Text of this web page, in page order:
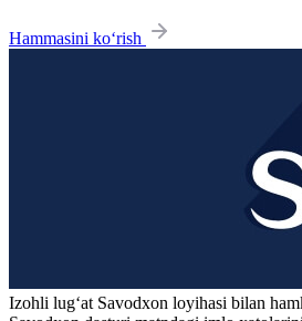
Hammasini ko‘rish
Izohli lugʻat Savodxon loyihasi bilan